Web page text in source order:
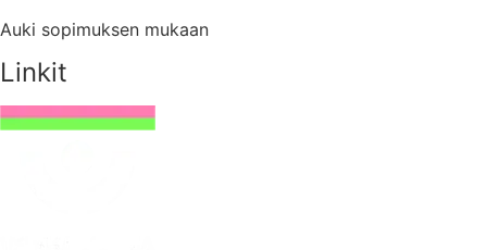
Auki sopimuksen mukaan
Linkit